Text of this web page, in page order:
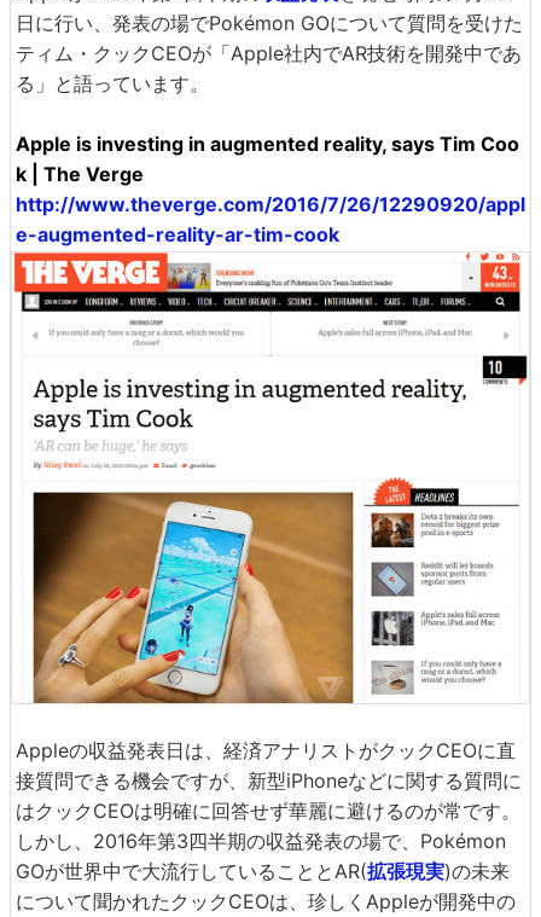
日に行い、発表の場でPokémon GOについて質問を受けた
ティム・クックCEOが「Apple社内でAR技術を開発中であ
る」と語っています。
Apple is investing in augmented reality, says Tim Coo
k | The Verge
http://www.theverge.com/2016/7/26/12290920/appl
e-augmented-reality-ar-tim-cook
Appleの収益発表日は、経済アナリストがクックCEOに直
接質問できる機会ですが、新型iPhoneなどに関する質問に
はクックCEOは明確に回答せず華麗に避けるのが常です。
しかし、2016年第3四半期の収益発表の場で、Pokémon
GOが世界中で大流行していることとAR(拡張現実)の未来
について聞かれたクックCEOは、珍しくAppleが開発中の